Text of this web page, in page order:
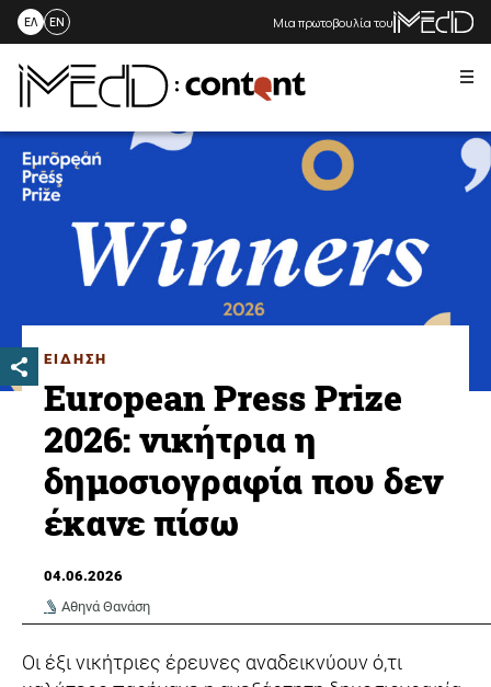
Skip
content
ΕΛ EN Μια πρωτοβουλία του
ΕΙΔΗΣΗ
European Press Prize
2026: νικήτρια η
δημοσιογραφία που δεν
έκανε πίσω
04.06.2026
Αθηνά Θανάση
Οι έξι νικήτριες έρευνες αναδεικνύουν ό,τι